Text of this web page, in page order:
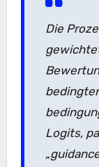
Die
Logits,